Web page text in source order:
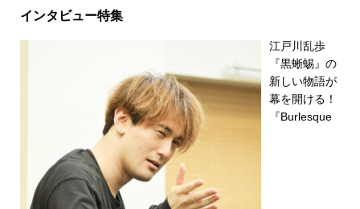
インタビュー特集
江戸川乱歩
『黒蜥蜴』の
新しい物語が
幕を開ける！
『Burlesque